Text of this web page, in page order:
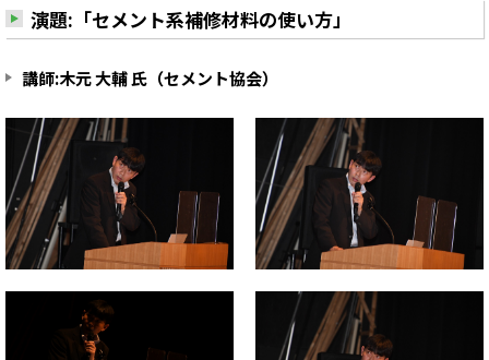
演題:「セメント系補修材料の使い方」
講師:木元 大輔 氏（セメント協会）